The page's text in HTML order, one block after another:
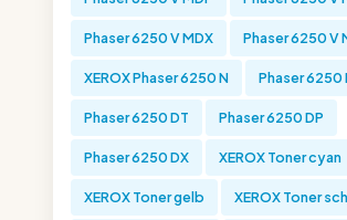
Phaser 6250 V MDX Phaser 6250 V
XEROX Phaser 6250 N Phaser 6250
Phaser 6250 DT Phaser 6250 DP
Phaser 6250 DX XEROX Toner cyan
XEROX Toner gelb XEROX Toner